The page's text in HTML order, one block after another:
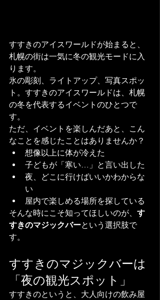
すすきのアイスワールドが始まると、
札幌の街は一気に冬の観光モードに入
ります。
氷の彫刻、ライトアップ、写真スポッ
ト。すすきのアイスワールドは、札幌
の冬を代表するイベントのひとつで
す。
ただ、イベントを楽しんだあと、こん
なことを感じたことはありませんか？
想像以上に体が冷えた
子どもが「寒い…」と言い出した
夜、どこに行けばいいかわからな
い
屋内で楽しめる場所を探している
そんな時にこそ知ってほしいのが、 す
すきのマジックバーという選択肢で
す。
すすきのマジックバーは
「夜の観光スポット」
すすきのというと、大人向けの飲み屋